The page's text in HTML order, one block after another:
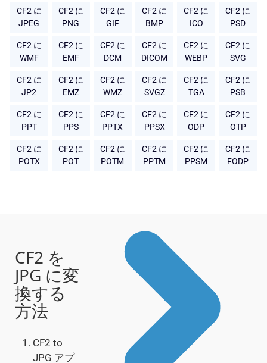
CF2 に
JPEG
CF2 に
PNG
CF2 に
GIF
CF2 に
BMP
CF2 に
ICO
CF2 に
PSD
CF2 に
WMF
CF2 に
EMF
CF2 に
DCM
CF2 に
DICOM
CF2 に
WEBP
CF2 に
SVG
CF2 に
JP2
CF2 に
EMZ
CF2 に
WMZ
CF2 に
SVGZ
CF2 に
TGA
CF2 に
PSB
CF2 に
PPT
CF2 に
PPS
CF2 に
PPTX
CF2 に
PPSX
CF2 に
ODP
CF2 に
OTP
CF2 に
POTX
CF2 に
POT
CF2 に
POTM
CF2 に
PPTM
CF2 に
PPSM
CF2 に
FODP
CF2 を
JPG に変
換する
方法
CF2 to
JPG アプ